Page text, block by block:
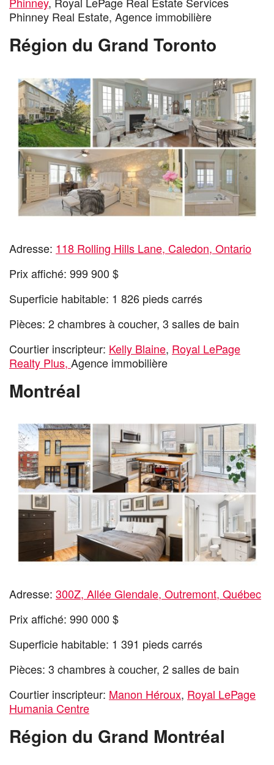
Phinney Real Estate, Agence immobilière
Région du Grand Toronto
Adresse: 118 Rolling Hills Lane, Caledon, Ontario
Prix affiché: 999 900 $
Superficie habitable: 1 826 pieds carrés
Pièces: 2 chambres à coucher, 3 salles de bain
Courtier inscripteur: Kelly Blaine, Royal LePage
Realty Plus, Agence immobilière
Montréal
Adresse: 300Z, Allée Glendale, Outremont, Québec
Prix affiché: 990 000 $
Superficie habitable: 1 391 pieds carrés
Pièces: 3 chambres à coucher, 2 salles de bain
Courtier inscripteur: Manon Héroux, Royal LePage
Humania Centre
Région du Grand Montréal